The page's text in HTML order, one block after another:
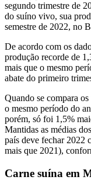
segundo trimestre de
do suíno vivo, sua
semestre de 2022, no
De acordo com os
produção recorde de
mais que o mesmo
abate do primeiro
Quando se compara
o mesmo período do
porém, só foi 1,5%
Mantidas as médias
país deve fechar 2022
mais que 2021),
Carne suína em